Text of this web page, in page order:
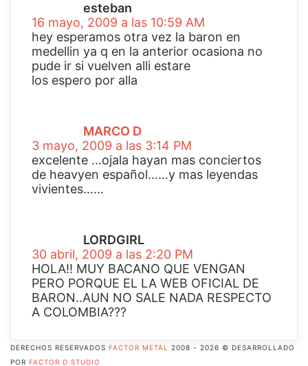
estebane
:
16 mayo, 2009 a las 10:59 AM
hey esperamos otra vez la baron en
medellin ya q en la anterior ocasiona no
pude ir si vuelven alli estare
los espero por alla
MARCO D e
3 mayo, 2009 a las 3:14 PM
excelente …ojala hayan mas conciertos
de heavyen español……y mas leyendas
vivientes……
LORDGIRLe
:
30 abril, 2009 a las 2:20 PM
HOLA!! MUY BACANO QUE VENGAN
PERO PORQUE EL LA WEB OFICIAL DE
BARON..AUN NO SALE NADA RESPECTO
A COLOMBIA???
DERECHOS RESERVADOS FACTOR METAL
2008 - 2026 © DESARROLLADO
POR FACTOR D STUDIO